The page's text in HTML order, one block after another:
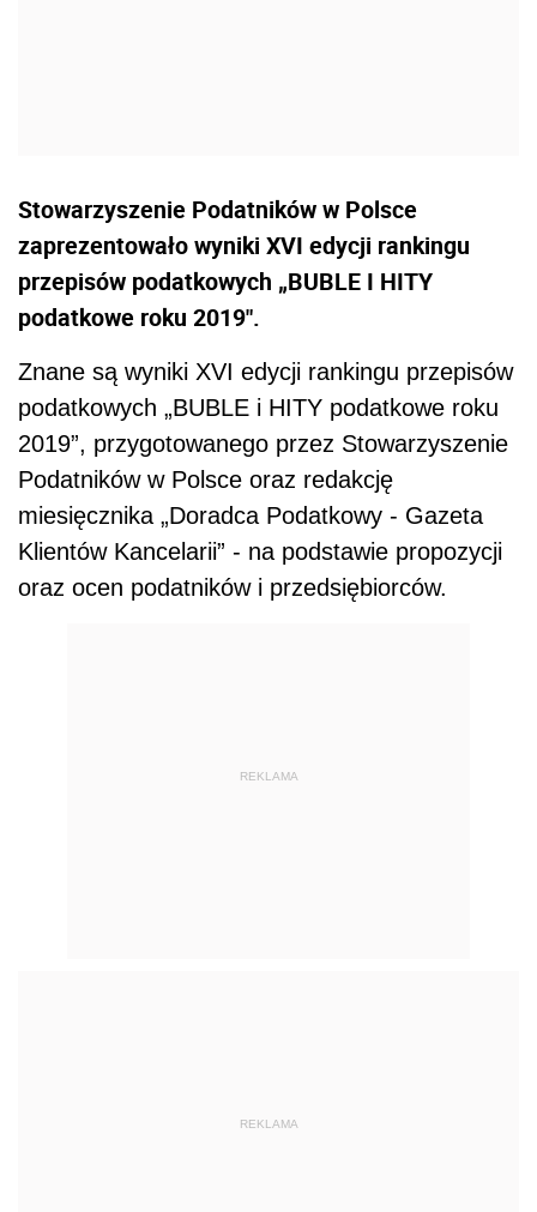
Stowarzyszenie Podatników w Polsce
zaprezentowało wyniki XVI edycji rankingu
przepisów podatkowych „BUBLE I HITY
podatkowe roku 2019".
Znane są wyniki XVI edycji rankingu przepisów
podatkowych „BUBLE i HITY podatkowe roku
2019”, przygotowanego przez Stowarzyszenie
Podatników w Polsce oraz redakcję
miesięcznika „Doradca Podatkowy - Gazeta
Klientów Kancelarii” - na podstawie propozycji
oraz ocen podatników i przedsiębiorców.
REKLAMA
REKLAMA